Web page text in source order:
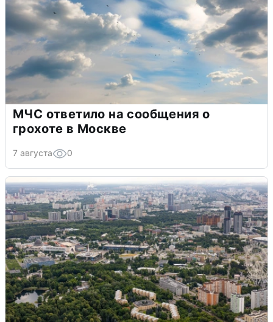
МЧС ответило на сообщения о
грохоте в Москве
7 августа 0